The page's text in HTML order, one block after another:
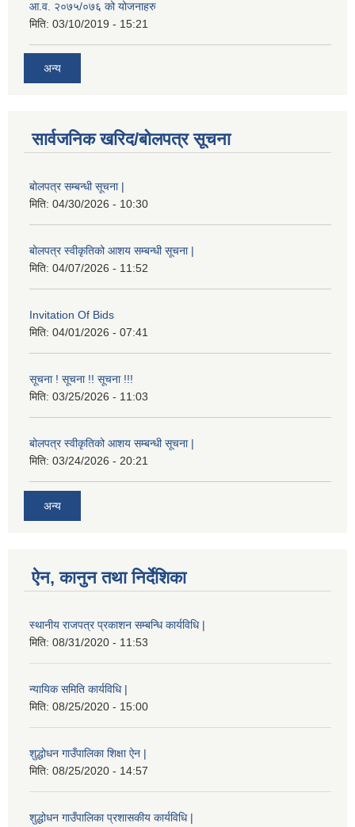
आ.व. २०७५/०७६ को योजनाहरु
मिति: 03/10/2019 - 15:21
अन्य
सार्वजनिक खरिद/बोलपत्र सूचना
बोलपत्र सम्बन्धी सूचना |
मिति: 04/30/2026 - 10:30
बोलपत्र स्वीकृतिको आशय सम्बन्धी सूचना |
मिति: 04/07/2026 - 11:52
Invitation Of Bids
मिति: 04/01/2026 - 07:41
सूचना ! सूचना !! सूचना !!!
मिति: 03/25/2026 - 11:03
बोलपत्र स्वीकृतिको आशय सम्बन्धी सूचना |
मिति: 03/24/2026 - 20:21
अन्य
ऐन, कानुन तथा निर्देशिका
स्थानीय राजपत्र प्रकाशन सम्बन्धि कार्यविधि |
मिति: 08/31/2020 - 11:53
न्यायिक समिति कार्यविधि |
मिति: 08/25/2020 - 15:00
शुद्धोधन गाउँपालिका शिक्षा ऐन |
मिति: 08/25/2020 - 14:57
शुद्धोधन गाउँपालिका प्रशासकीय कार्यविधि |